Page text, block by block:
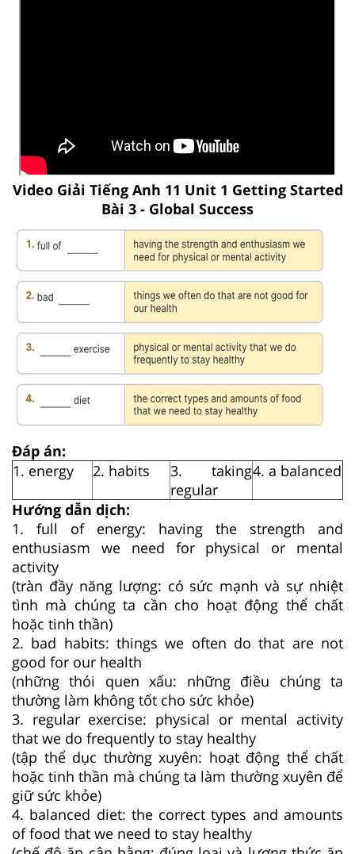
Video Giải Tiếng Anh 11 Unit 1 Getting Started
Bài 3 - Global Success
Đáp án:
1. energy
2. habits
3. taking
regular
4. a balanced
Hướng dẫn dịch:
1. full of energy: having the strength and
enthusiasm we need for physical or mental
activity
(tràn đầy năng lượng: có sức mạnh và sự nhiệt
tình mà chúng ta cần cho hoạt động thể chất
hoặc tinh thần)
2. bad habits: things we often do that are not
good for our health
(những thói quen xấu: những điều chúng ta
thường làm không tốt cho sức khỏe)
3. regular exercise: physical or mental activity
that we do frequently to stay healthy
(tập thể dục thường xuyên: hoạt động thể chất
hoặc tinh thần mà chúng ta làm thường xuyên để
giữ sức khỏe)
4. balanced diet: the correct types and amounts
of food that we need to stay healthy